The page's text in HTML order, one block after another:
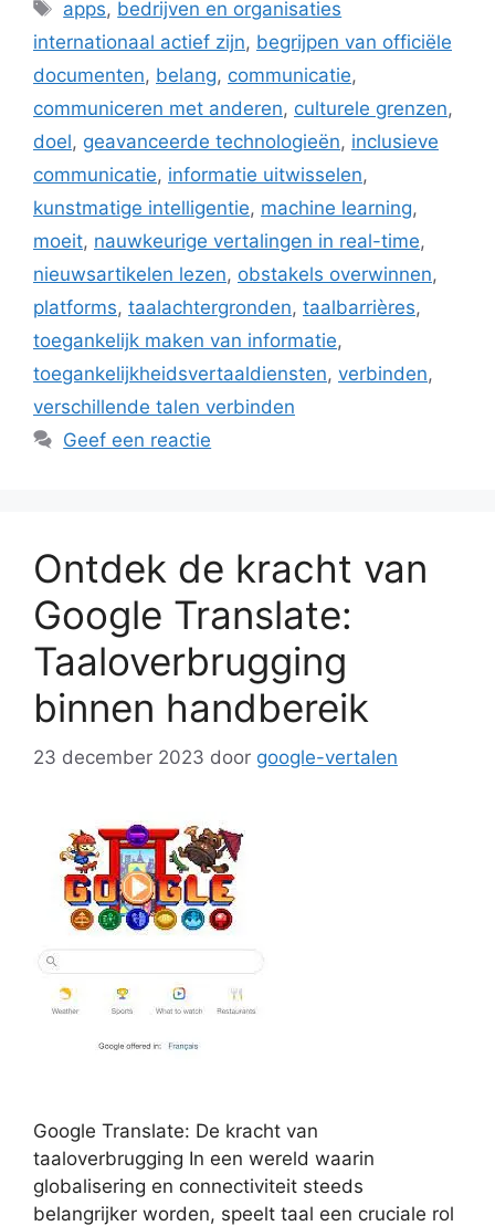
Tags
apps, bedrijven en organisaties
internationaal actief zijn, begrijpen van officiële
documenten, belang, communicatie,
communiceren met anderen, culturele grenzen,
doel, geavanceerde technologieën, inclusieve
communicatie, informatie uitwisselen,
kunstmatige intelligentie, machine learning,
moeit, nauwkeurige vertalingen in real-time,
nieuwsartikelen lezen, obstakels overwinnen,
platforms, taalachtergronden, taalbarrières,
toegankelijk maken van informatie,
toegankelijkheidsvertaaldiensten, verbinden,
verschillende talen verbinden
Geef een reactie
Ontdek de kracht van
Google Translate:
Taaloverbrugging
binnen handbereik
23 december 2023 door google-vertalen
Google Translate: De kracht van
taaloverbrugging In een wereld waarin
globalisering en connectiviteit steeds
belangrijker worden, speelt taal een cruciale rol